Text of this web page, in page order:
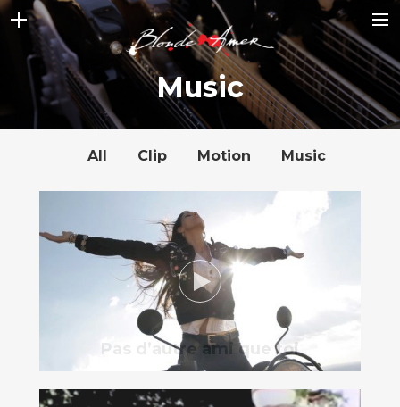
ACCUEIL
NEWS
GALLERY
SEARCH
Music
All Clip Motion Music
Pas d’autre ami que toi